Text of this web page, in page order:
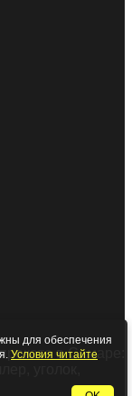
в Самаре:
уголок,
для обеспечения
Условия читайте